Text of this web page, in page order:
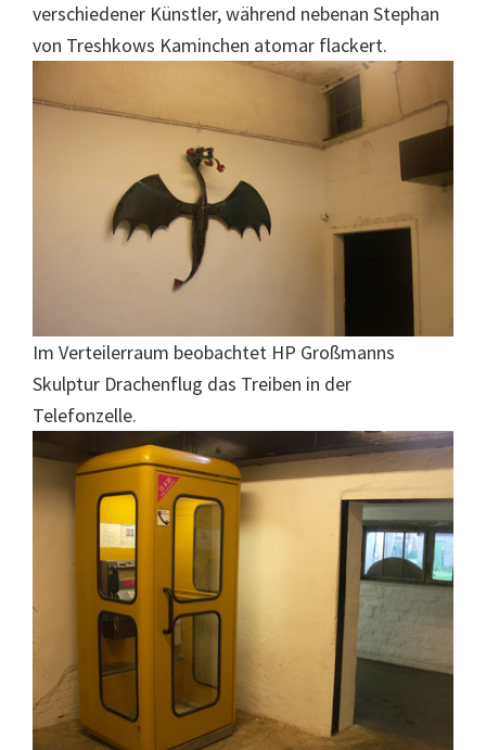
verschiedener Künstler, während nebenan Stephan
von Treshkows Kaminchen atomar flackert.
Im Verteilerraum beobachtet HP Großmanns
Skulptur Drachenflug das Treiben in der
Telefonzelle.